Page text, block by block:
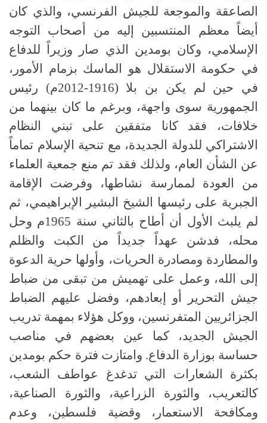
الصاعقة والموجعة للجيش الفرنسي، والذي كان
أيضاً معظم المنتسبين إليه من أصحاب التوجه
الإسلامي، وكان بومدين الذي صار وزيراً للدفاع
في حكومة الاستقلال هو الماسك بزمام الأمور،
في حين لم يكن بن بلا (1916-2012م) رئيس
الجمهورية سوى واجهة، وبرغم ما كان بينهما من
خلافات، فقد كانا متفقين على تبني النظام
الاشتراكي للدولة الجديدة، مع تنحية الإسلام تماماً
عن الشأن العام، ولذلك فقد تم منع جمعية العلماء
من العودة لممارسة نشاطها، وفرضت الإقامة
الجبرية على رئيسها الشيخ البشير الإبراهيمي، ثم
لم يلبث الأول أن أطاح بالثاني سنة 1965م وحل
محله، فدشن عهداً جديداً من الكبت والظلم
والمطاردة ومصادرة الحريات، وأولها حرية الدعوة
إلى الله، وعمل على تهميش من تبقى من ضباط
جيش التحرير أو إبعادهم، وفضل عليهم الضباط
الجزائريين المتفرنسين، ووكل هؤلاء بمهمة تدريب
الجيش الجديد، كما عين بعضهم في مناصب
حساسة بوزارة الدفاع. وامتازت فترة حكم بومدين
بكثرة الشعارات التي تدغدغ عواطف الشعب،
كالتعريب، والثورة الزراعية، والثورة الصناعية،
ومكافحة الاستعمار، وقضية فلسطين، وعدم